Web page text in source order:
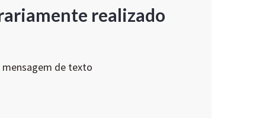
realizado
de texto